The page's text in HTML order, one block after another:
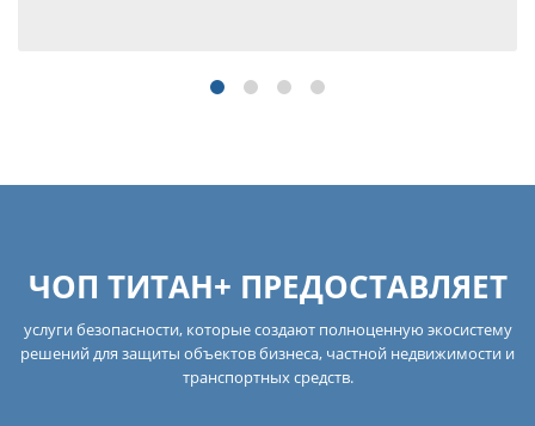
ЧОП ТИТАН+ ПРЕДОСТАВЛЯЕТ
услуги безопасности, которые создают полноценную экосистему
решений для защиты объектов бизнеса, частной недвижимости и
транспортных средств.